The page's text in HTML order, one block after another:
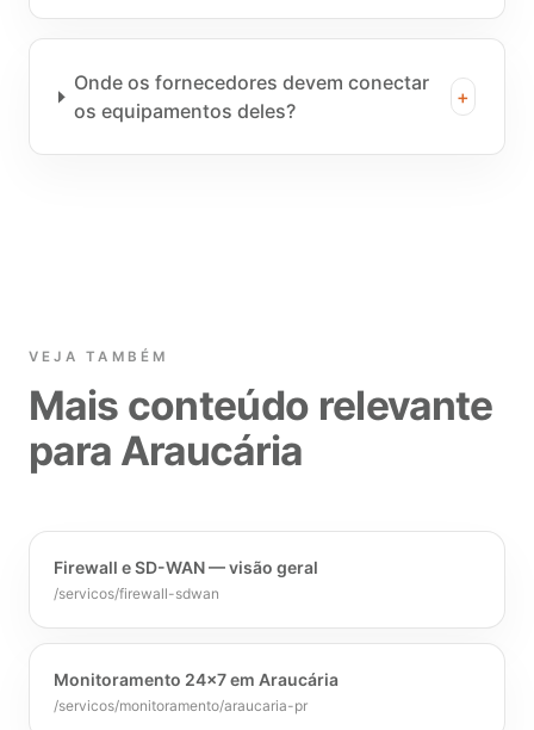
Onde os fornecedores devem conectar
os equipamentos deles?
+
VEJA TAMBÉM
Mais conteúdo relevante
para Araucária
Firewall e SD-WAN — visão geral
/servicos/firewall-sdwan
Monitoramento 24x7 em Araucária
/servicos/monitoramento/araucaria-pr